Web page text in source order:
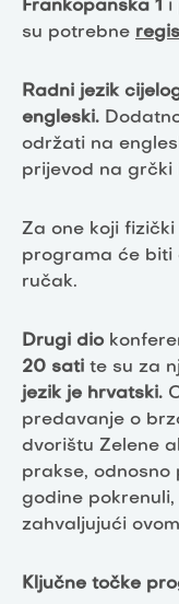
Frankopanska 1 i
su potrebne
Radni jezik
engleski.
održati na
prijevod na grčki
Za one koji
programa će biti
ručak.
Drugi dio
20 sati te su za
jezik je hrvatski.
predavanje o
dvorištu Zelene
prakse, odnosno
godine
zahvaljujući
Ključne točke